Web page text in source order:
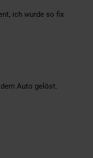
ich wurde so fix
Auto gelöst.